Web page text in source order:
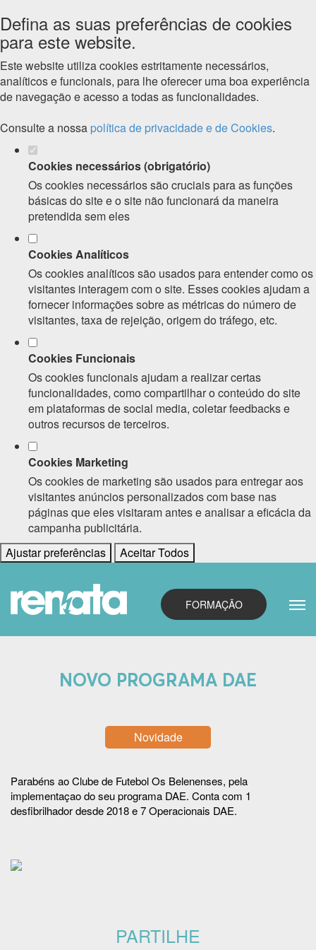
Defina as suas preferências de cookies
para este website.
Este website utiliza cookies estritamente necessários,
analíticos e funcionais, para lhe oferecer uma boa experiência
de navegação e acesso a todas as funcionalidades.
Consulte a nossa política de privacidade e de Cookies.
Cookies necessários (obrigatório)
Os cookies necessários são cruciais para as funções
básicas do site e o site não funcionará da maneira
pretendida sem eles
Cookies Analíticos
Os cookies analíticos são usados para entender como os
visitantes interagem com o site. Esses cookies ajudam a
fornecer informações sobre as métricas do número de
visitantes, taxa de rejeição, origem do tráfego, etc.
Cookies Funcionais
Os cookies funcionais ajudam a realizar certas
funcionalidades, como compartilhar o conteúdo do site
em plataformas de social media, coletar feedbacks e
outros recursos de terceiros.
Cookies Marketing
Os cookies de marketing são usados para entregar aos
visitantes anúncios personalizados com base nas
páginas que eles visitaram antes e analisar a eficácia da
campanha publicitária.
Ajustar preferências
Aceitar Todos
FORMAÇÃO
NOVO PROGRAMA DAE
Novidade
Parabéns ao Clube de Futebol Os Belenenses, pela
implementaçao do seu programa DAE. Conta com 1
desfibrilhador desde 2018 e 7 Operacionais DAE.
PARTILHE